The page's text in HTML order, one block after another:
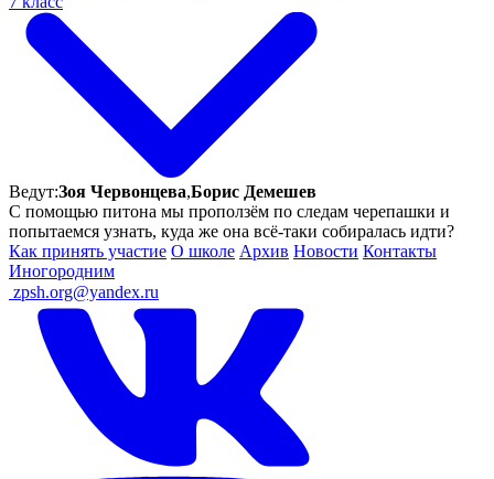
Ведут:Зоя Червонцева,Борис Демешев
С помощью питона мы проползём по следам черепашки и
попытаемся узнать, куда же она всё-таки собиралась идти?
Как принять участие О школе Архив Новости Контакты
Иногородним
zpsh.org@yandex.ru